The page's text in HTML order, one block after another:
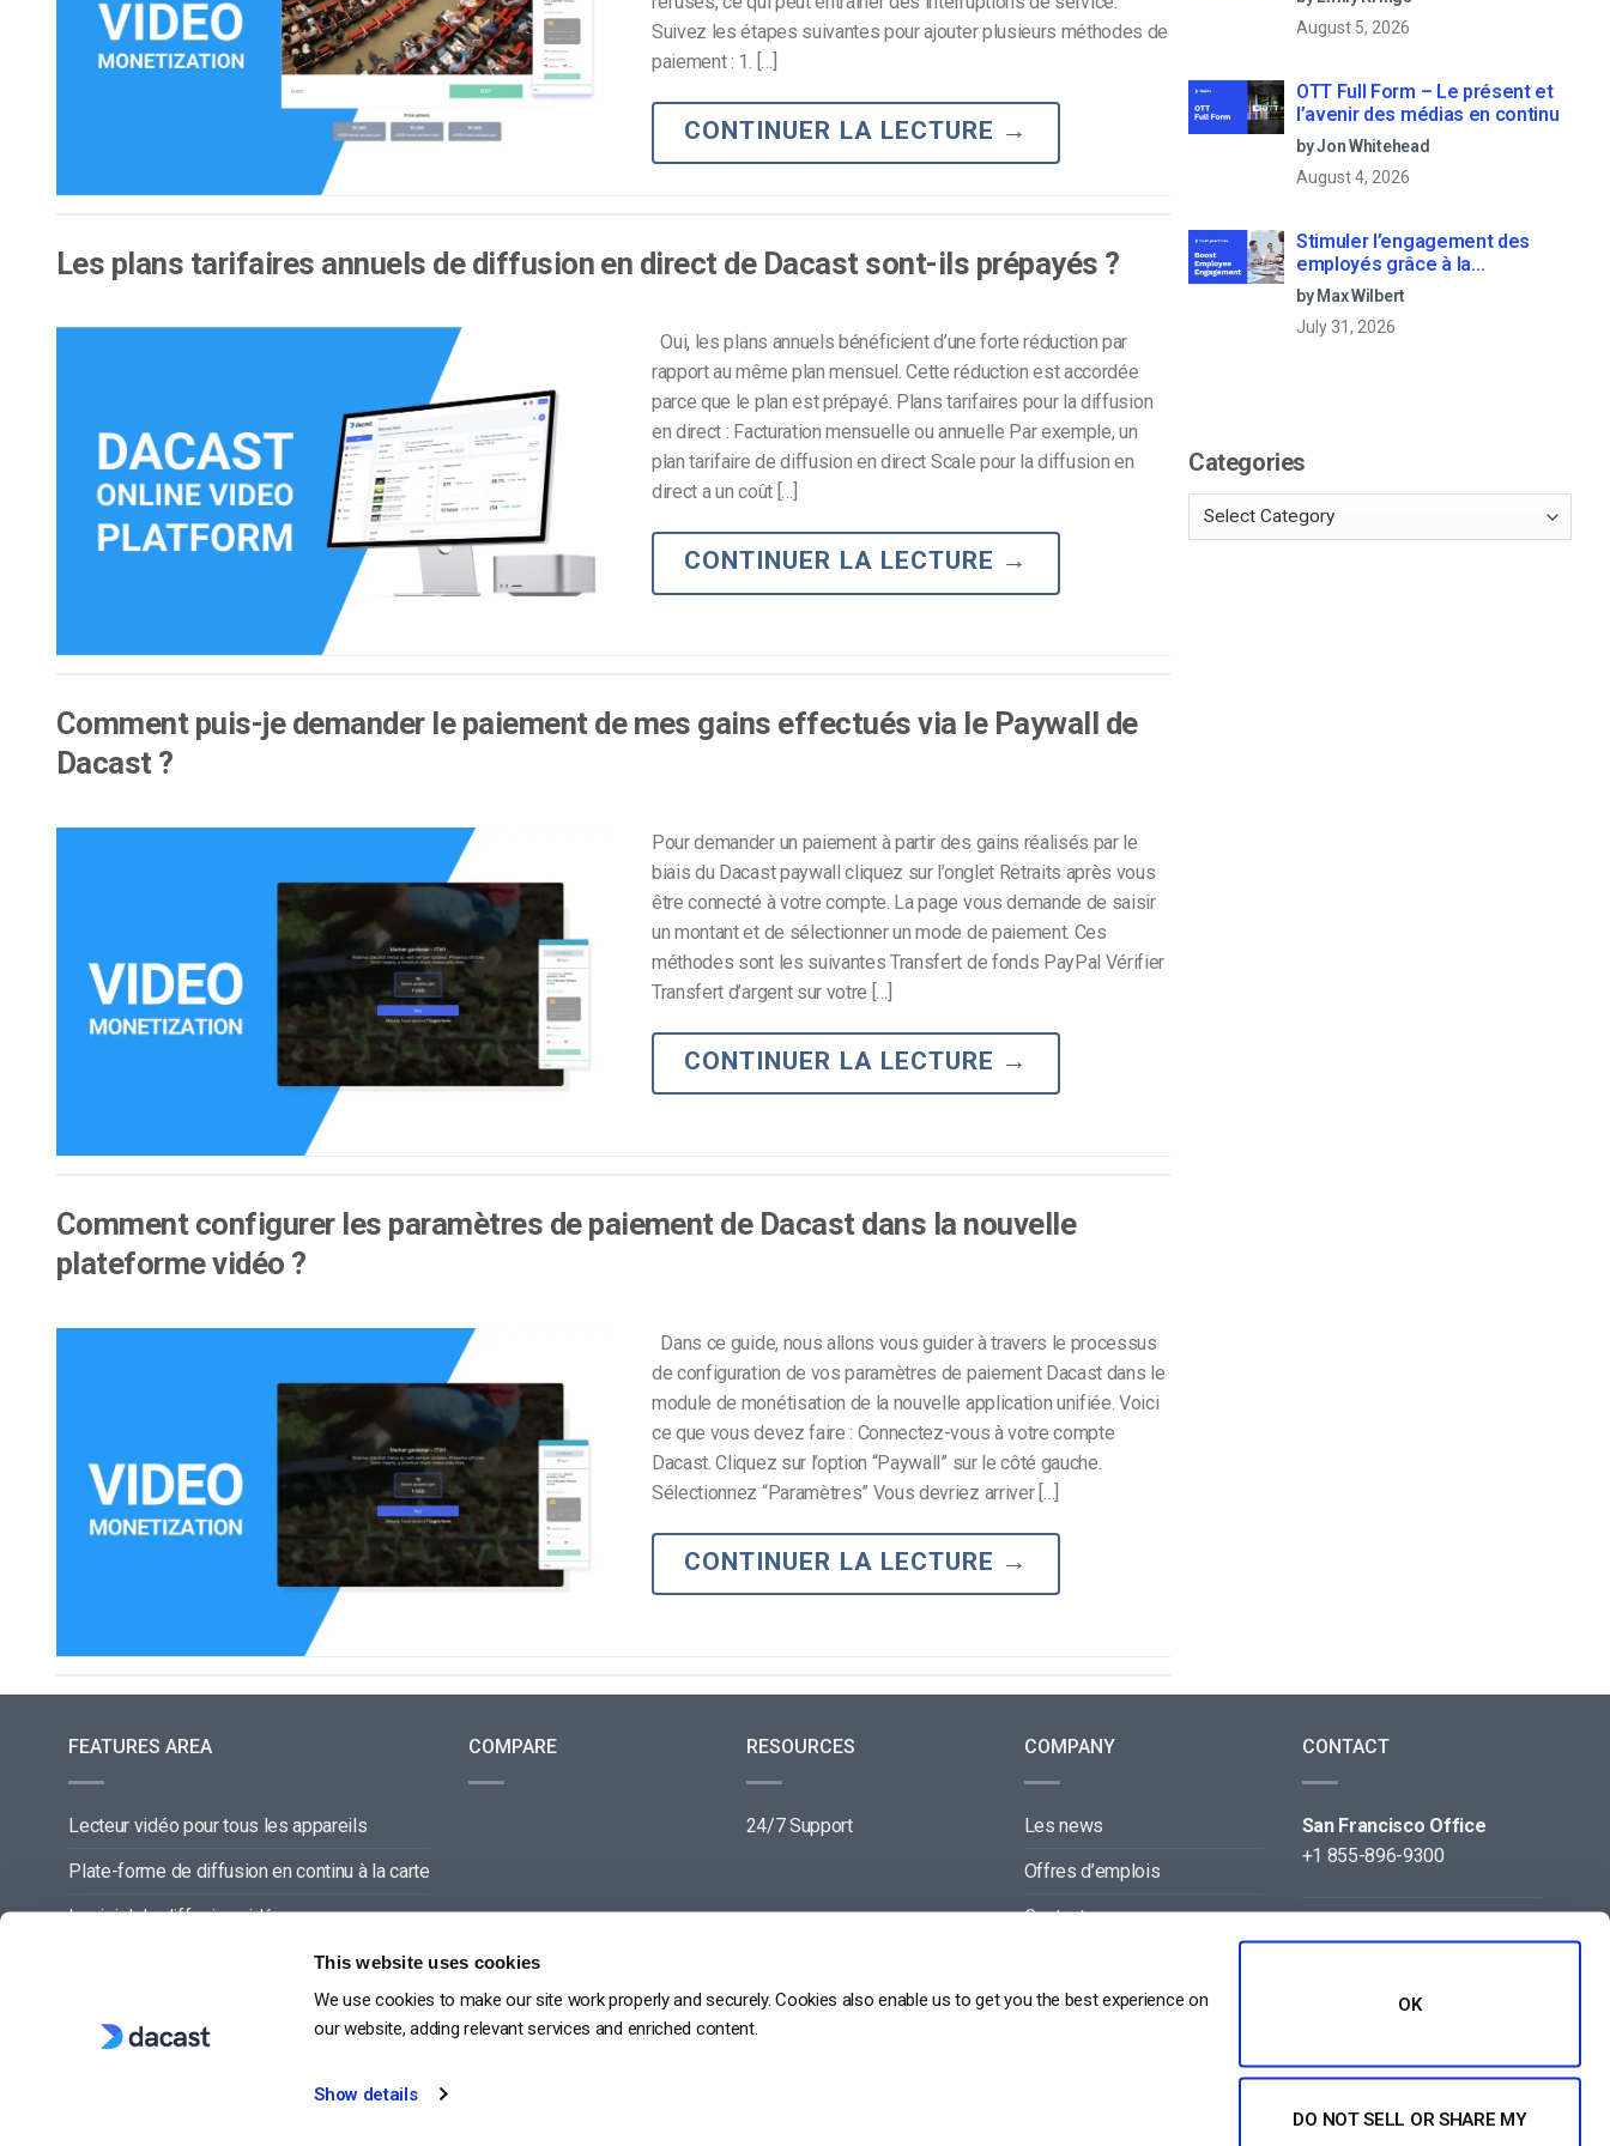
This website uses cookies
We use cookies to make our site work properly and securely. Cookies also enable us to get you the best experience on
our website, adding relevant services and enriched content.
Show details
OK
DO NOT SELL OR SHARE MY
CMS vidéo
Confidentialité et sécurité
Monétisation vidéo
Marketing vidéo
d’apprentissage en ligne
Suivez les étapes suivantes pour ajouter plusieurs méthodes de
paiement : 1. […]
CONTINUER LA LECTURE →
Les plans tarifaires annuels de diffusion en direct de Dacast sont-ils prépayés ?
Oui, les plans annuels bénéficient d’une forte réduction par
rapport au même plan mensuel. Cette réduction est accordée
parce que le plan est prépayé. Plans tarifaires pour la diffusion
en direct : Facturation mensuelle ou annuelle Par exemple, un
plan tarifaire de diffusion en direct Scale pour la diffusion en
direct a un coût […]
CONTINUER LA LECTURE →
Comment puis-je demander le paiement de mes gains effectués via le Paywall de
Dacast ?
Pour demander un paiement à partir des gains réalisés par le
biais du Dacast paywall cliquez sur l’onglet Retraits après vous
être connecté à votre compte. La page vous demande de saisir
un montant et de sélectionner un mode de paiement. Ces
méthodes sont les suivantes Transfert de fonds PayPal Vérifier
Transfert d’argent sur votre […]
CONTINUER LA LECTURE →
Comment configurer les paramètres de paiement de Dacast dans la nouvelle
plateforme vidéo ?
Dans ce guide, nous allons vous guider à travers le processus
de configuration de vos paramètres de paiement Dacast dans le
module de monétisation de la nouvelle application unifiée. Voici
ce que vous devez faire : Connectez-vous à votre compte
Dacast. Cliquez sur l’option “Paywall” sur le côté gauche.
Sélectionnez “Paramètres” Vous devriez arriver […]
CONTINUER LA LECTURE →
August 5, 2026
OTT Full Form – Le présent et
l’avenir des médias en continu
by Jon Whitehead
August 4, 2026
Stimuler l’engagement des
employés grâce à la
communication d’entreprise en
direct
by Max Wilbert
July 31, 2026
Categories
FEATURES AREA
Lecteur vidéo pour tous les appareils
Plate-forme de diffusion en continu à la carte
Logiciel de diffusion vidéo
COMPARE RESOURCES
24/7 Support
COMPANY
Les news
Offres d’emplois
Contact
CONTACT
San Francisco Office
+1 855-896-9300
Beijing Office
+86 105-123-5043